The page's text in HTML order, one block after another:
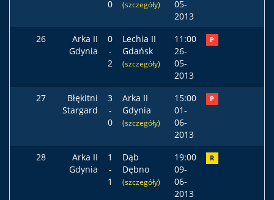
0
(szczegóły)
05-
2013
26
Arka II
Gdynia
0
-
2
Lechia II
Gdańsk
(szczegóły)
11:00
26-
05-
2013
P
27
Błękitni
Stargard
3
-
0
Arka II
Gdynia
(szczegóły)
15:00
01-
06-
2013
P
28
Arka II
Gdynia
1
-
1
Dąb
Dębno
(szczegóły)
19:00
09-
06-
2013
R